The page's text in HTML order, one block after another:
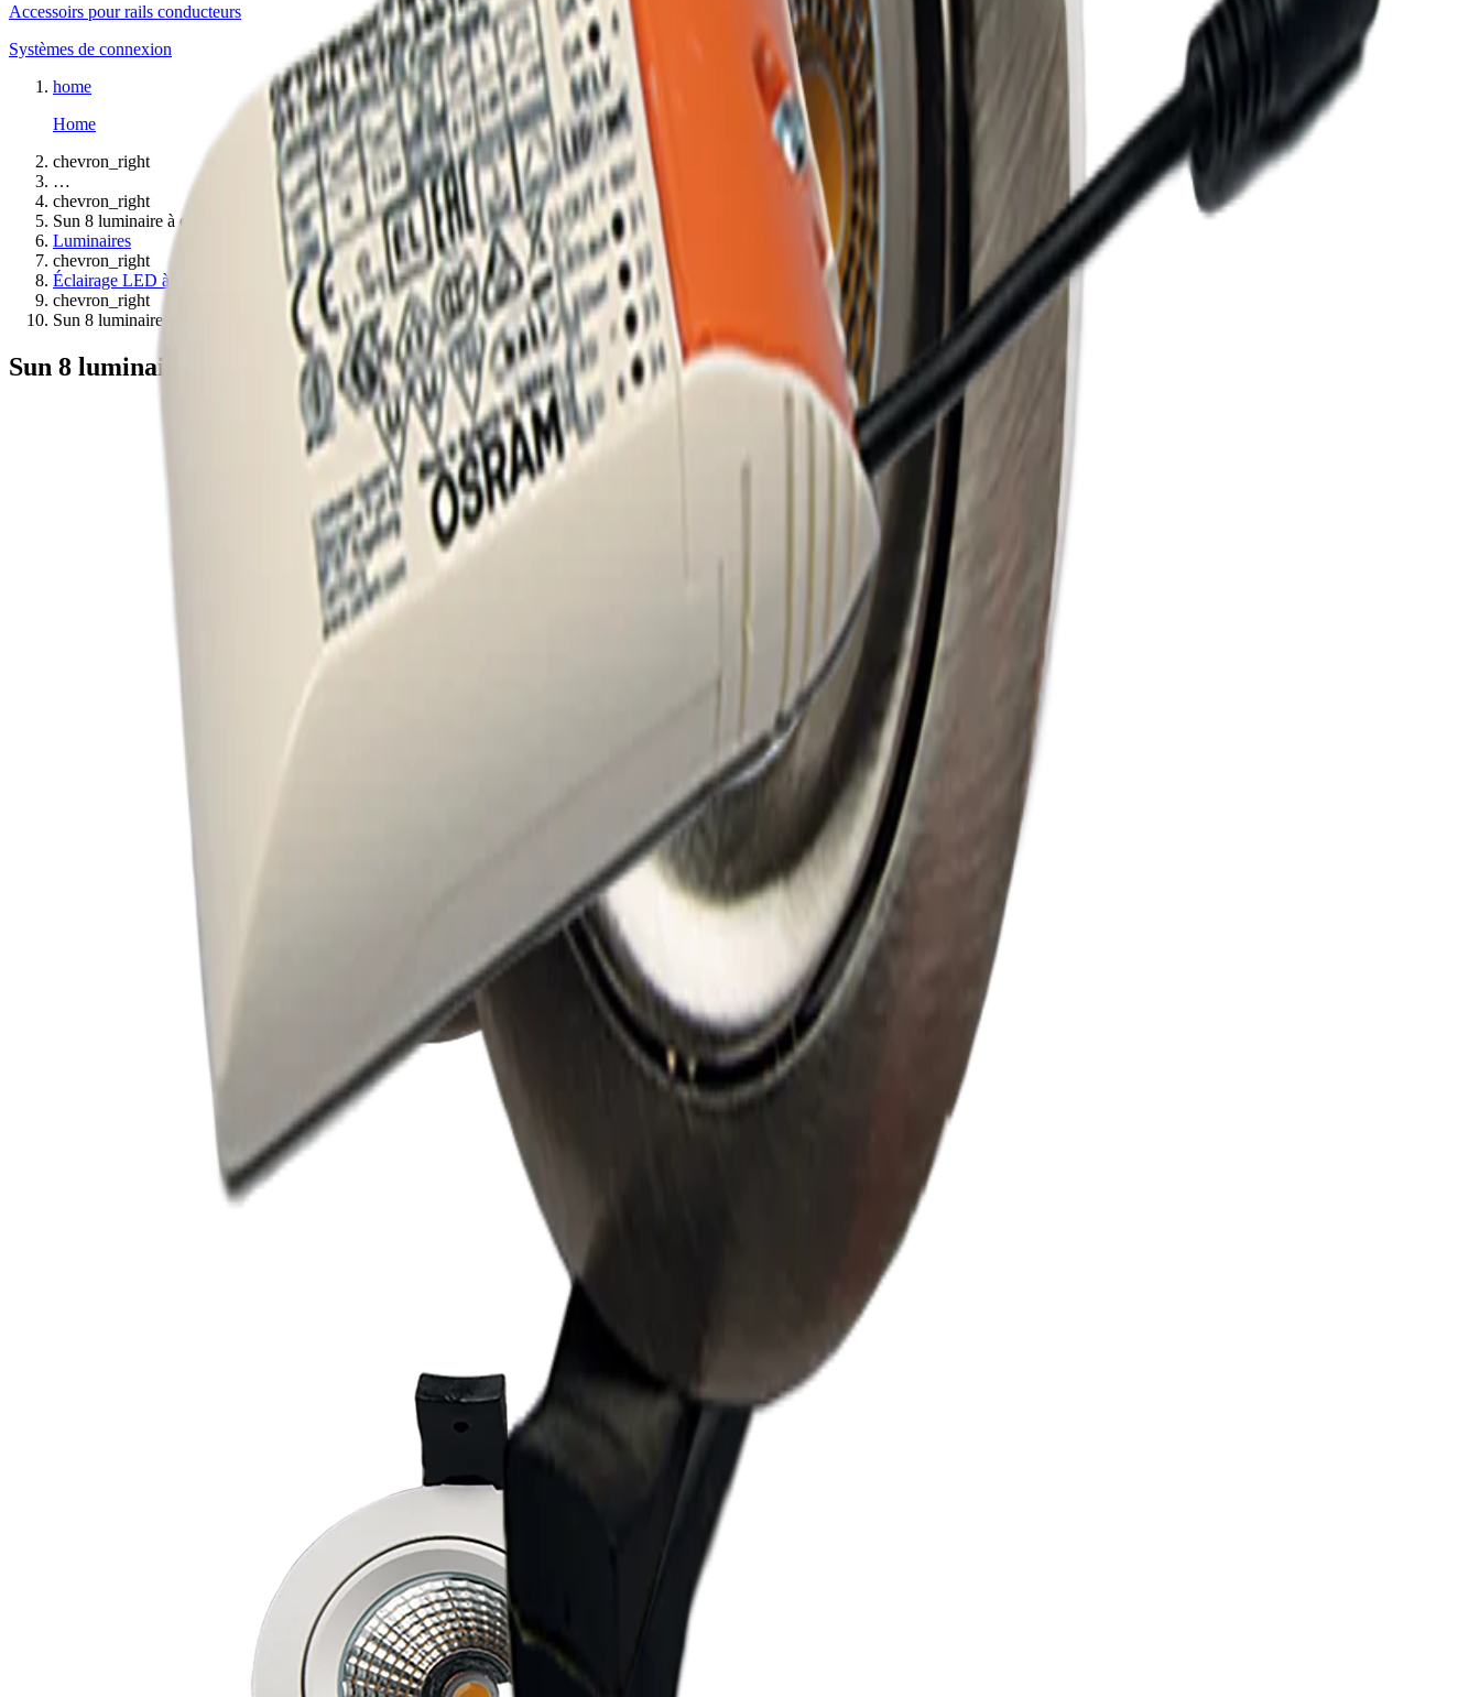
Accessoirs pour rails conducteurs
Systèmes de connexion
home
Home
chevron_right
…
chevron_right
Sun 8 luminaire à encastrer
Luminaires
chevron_right
Éclairage LED à encastrer
chevron_right
Sun 8 luminaire à encastrer
Sun 8 luminaire à encastrer